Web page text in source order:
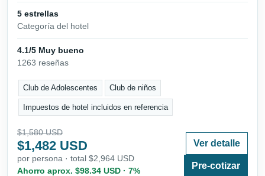
5 estrellas
Categoría del hotel
4.1/5 Muy bueno
1263 reseñas
Club de Adolescentes Club de niños
Impuestos de hotel incluidos en referencia
$1,580 USD
$1,482 USD
por persona · total $2,964 USD
Ahorro aprox. $98.34 USD · 7%
Ver detalle
Pre-cotizar